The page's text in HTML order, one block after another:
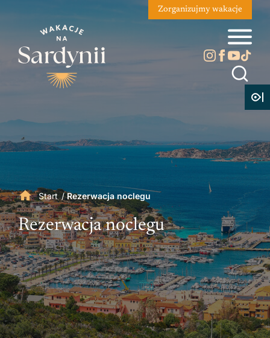
Zorganizujmy wakacje
Start /Rezerwacja noclegu
Rezerwacja noclegu